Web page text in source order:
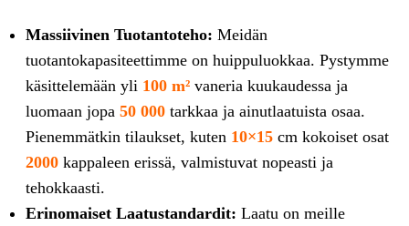
Massiivinen Tuotantoteho: Meidän
tuotantokapasiteettimme on huippuluokkaa. Pystymme
käsittelemään yli 100 m² vaneria kuukaudessa ja
luomaan jopa 50 000 tarkkaa ja ainutlaatuista osaa.
Pienemmätkin tilaukset, kuten 10×15 cm kokoiset osat
2000 kappaleen erissä, valmistuvat nopeasti ja
tehokkaasti.
Erinomaiset Laatustandardit: Laatu on meille